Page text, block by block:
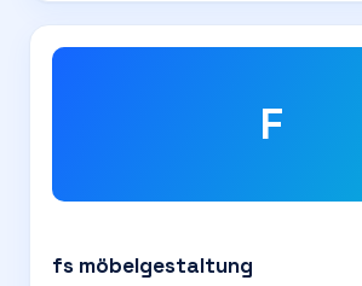
F
fs möbelgestaltung